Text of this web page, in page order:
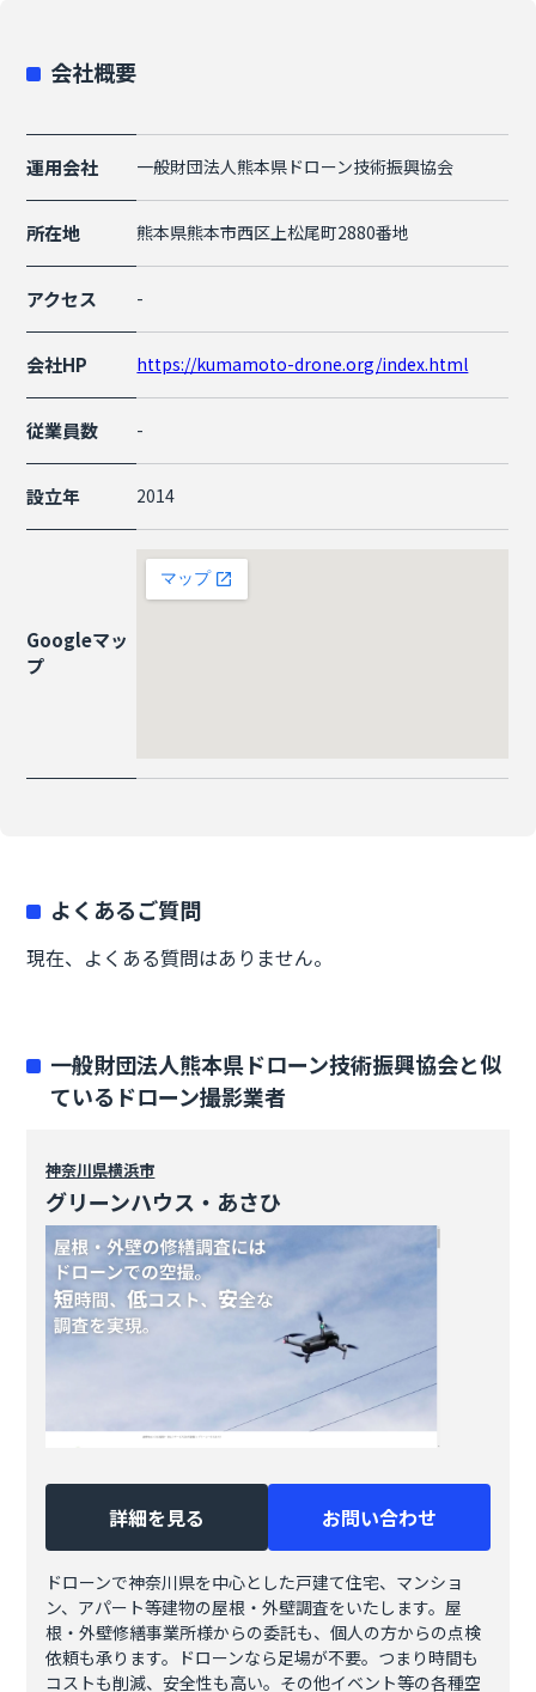
会社概要
運用会社 一般財団法人熊本県ドローン技術振興協会
所在地 熊本県熊本市西区上松尾町2880番地
アクセス -
会社HP https://kumamoto-drone.org/index.html
従業員数 -
設立年 2014
Googleマッ
プ
よくあるご質問
現在、よくある質問はありません。
一般財団法人熊本県ドローン技術振興協会と似
ているドローン撮影業者
神奈川県横浜市
グリーンハウス・あさひ
詳細を見る お問い合わせ
ドローンで神奈川県を中心とした戸建て住宅、マンショ
ン、アパート等建物の屋根・外壁調査をいたします。屋
根・外壁修繕事業所様からの委託も、個人の方からの点検
依頼も承ります。ドローンなら足場が不要。つまり時間も
コストも削減、安全性も高い。その他イベント等の各種空